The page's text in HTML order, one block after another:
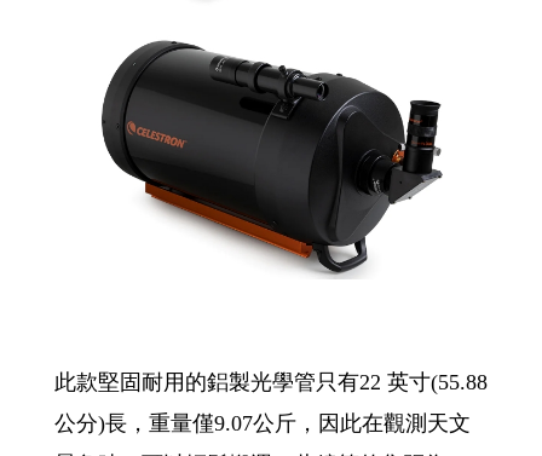
此款堅固耐用的鋁製光學管只有22 英寸(55.88
公分)長，重量僅9.07公斤，因此在觀測天文